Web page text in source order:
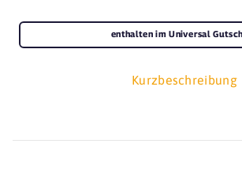
Kurzbeschreibung
enthalten im Universal